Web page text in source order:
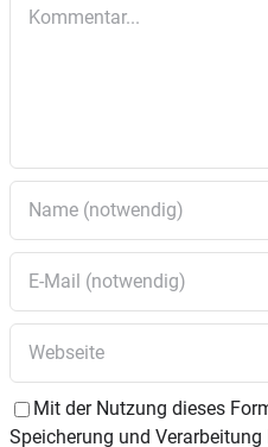
Mit der Nutzung dieses
Speicherung und